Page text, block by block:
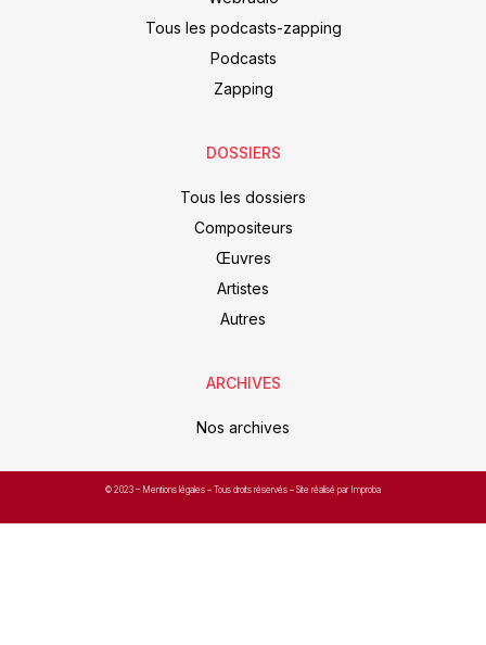
Tous les podcasts-zapping
Podcasts
Zapping
DOSSIERS
Tous les dossiers
Compositeurs
Œuvres
Artistes
Autres
ARCHIVES
Nos archives
© 2023 – Mentions légales – Tous droits réservés – Site réalisé par Improba